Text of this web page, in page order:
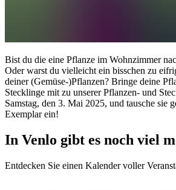
Bist du die eine Pflanze im Wohnzimmer
Oder warst du vielleicht ein bisschen zu
deiner (Gemüse-)Pflanzen? Bringe deine
Stecklinge mit zu unserer Pflanzen- und
Samstag, den 3. Mai 2025, und tausche sie
Exemplar ein!
In Venlo gibt es noch viel
Entdecken Sie einen Kalender voller